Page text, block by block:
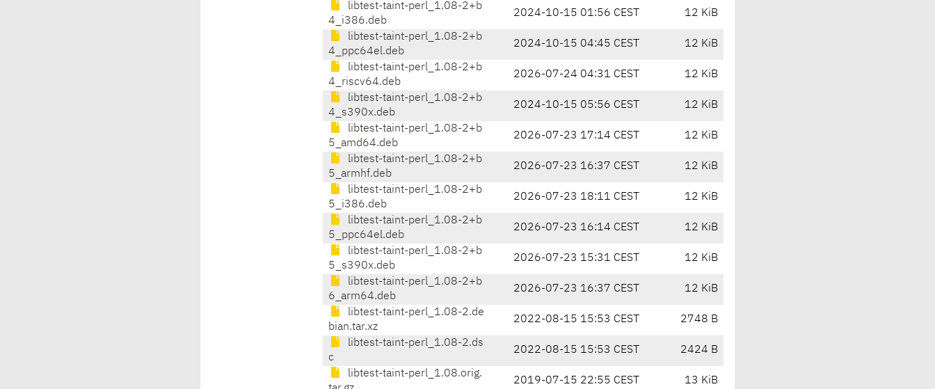
libtest-taint-perl_1.08-2+b
4_i386.deb
2024-10-15 01:56 CEST 12 KiB
libtest-taint-perl_1.08-2+b
4_ppc64el.deb
2024-10-15 04:45 CEST 12 KiB
libtest-taint-perl_1.08-2+b
4_riscv64.deb
2026-07-24 04:31 CEST 12 KiB
libtest-taint-perl_1.08-2+b
4_s390x.deb
2024-10-15 05:56 CEST 12 KiB
libtest-taint-perl_1.08-2+b
5_amd64.deb
2026-07-23 17:14 CEST 12 KiB
libtest-taint-perl_1.08-2+b
5_armhf.deb
2026-07-23 16:37 CEST 12 KiB
libtest-taint-perl_1.08-2+b
5_i386.deb
2026-07-23 18:11 CEST 12 KiB
libtest-taint-perl_1.08-2+b
5_ppc64el.deb
2026-07-23 16:14 CEST 12 KiB
libtest-taint-perl_1.08-2+b
5_s390x.deb
2026-07-23 15:31 CEST 12 KiB
libtest-taint-perl_1.08-2+b
6_arm64.deb
2026-07-23 16:37 CEST 12 KiB
libtest-taint-perl_1.08-2.de
bian.tar.xz
2022-08-15 15:53 CEST 2748 B
libtest-taint-perl_1.08-2.ds
c
2022-08-15 15:53 CEST 2424 B
libtest-taint-perl_1.08.orig.
2019-07-15 22:55 CEST 13 KiB